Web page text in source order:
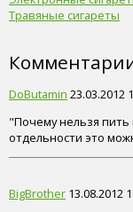
Травяные сигареты
DoButamin 23.03.2012
"Почему нельзя пить
отдельности это
BigBrother 13.08.2012